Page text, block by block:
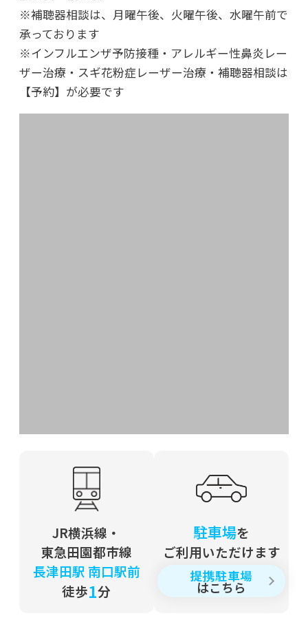
2021年のブログ
2021年11月29日
日々是好日
2021年09月10日
夏の東北探訪記
コロナウィルスと世界
2020年05月13日
医師会副会長就任
※補聴器相談は、月曜午後、火曜午後、水曜午前で
承っております
※インフルエンザ予防接種・アレルギー性鼻炎レー
ザー治療・スギ花粉症レーザー治療・補聴器相談は
【予約】が必要です
JR横浜線・
東急田園都市線
長津田駅 南口駅前
徒歩1分
駐車場を
ご利用いただけます
提携駐車場
はこちら